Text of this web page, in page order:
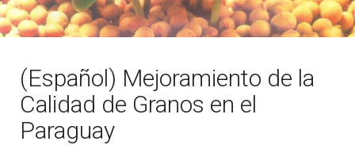
(Español) Mejoramiento de la
Calidad de Granos en el
Paraguay